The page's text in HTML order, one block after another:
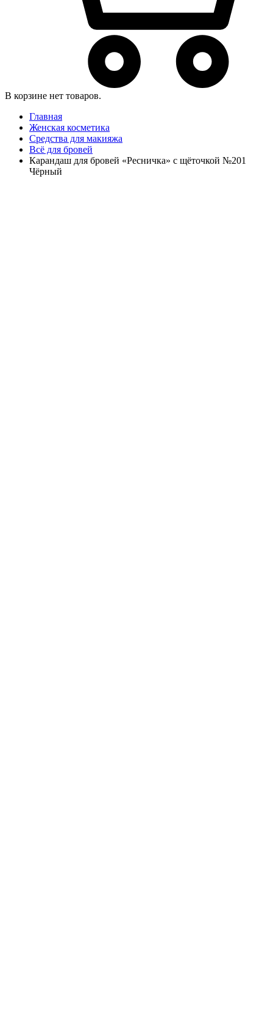
В корзине нет товаров.
Главная
Женская косметика
Средства для макияжа
Всё для бровей
Карандаш для бровей «Ресничка» с щёточкой №201
Чёрный